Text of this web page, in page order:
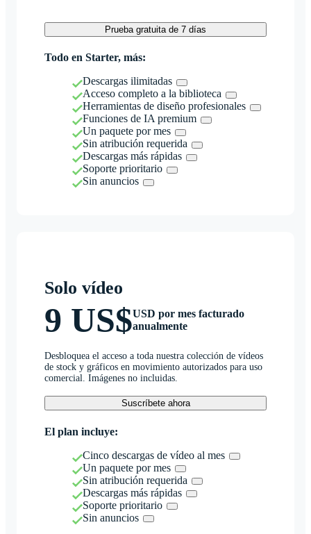
Prueba gratuita de 7 días
Todo en Starter, más:
Descargas ilimitadas
Acceso completo a la biblioteca
Herramientas de diseño profesionales
Funciones de IA premium
Un paquete por mes
Sin atribución requerida
Descargas más rápidas
Soporte prioritario
Sin anuncios
Solo vídeo
9 US$USD por mes facturado
anualmente
Desbloquea el acceso a toda nuestra colección de vídeos
de stock y gráficos en movimiento autorizados para uso
comercial. Imágenes no incluidas.
Suscríbete ahora
El plan incluye:
Cinco descargas de vídeo al mes
Un paquete por mes
Sin atribución requerida
Descargas más rápidas
Soporte prioritario
Sin anuncios